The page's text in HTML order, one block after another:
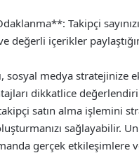
Takipçi
değerli içerikler
sosyal medya
dikkatlice
satın alma işlemini
sağlayabilir.
gerçek etkileşimlere